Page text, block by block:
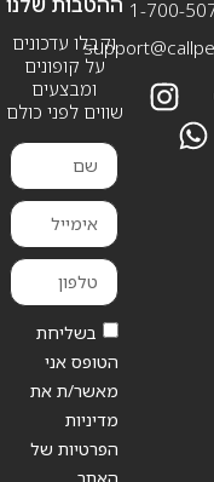
1-700-
וקבלו עדכונים
על קופונים
ומבצעים
שווים לפני כולם
בשליחת
הטופס אני
מאשר/ת את
מדיניות
הפרטיות של